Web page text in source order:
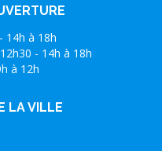
14h à 18h
- 14h à 18h
à 12h
LA VILLE